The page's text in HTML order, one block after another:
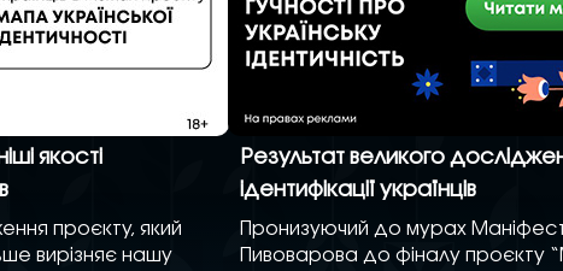
якості
проєкту, який
вирізняє нашу
Результат великого
ідентифікації українців
Пронизуючий до мурах
Пивоварова до фіналу проєкту